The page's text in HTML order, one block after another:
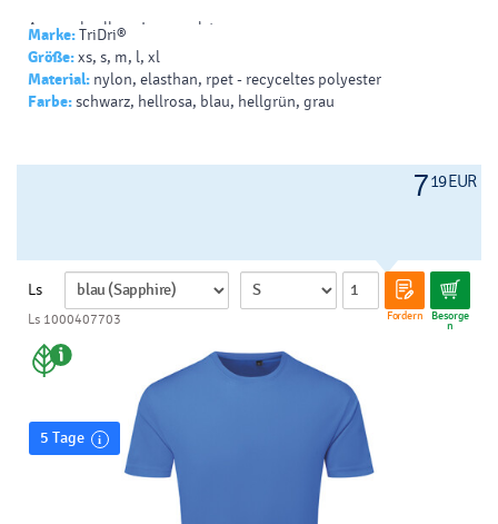
Auswechselbare Innenpolster
56% Nylon / 36% Polyester / 8% Elastan
290 g/m²
Marke:TriDri®
Größe:xs, s, m, l, xl
Material: nylon, elasthan, rpet - recyceltes polyester
Farbe:schwarz, hellrosa, blau, hellgrün, grau
719 EUR
Ls
Fordern Besorge
n
Ls 1000407703
5 Tage